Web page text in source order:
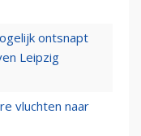
ontsnapt
Leipzig
vluchten naar